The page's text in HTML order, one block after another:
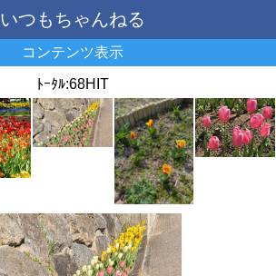
いつもちゃんねる
コンテンツ表示
ﾄｰﾀﾙ:68HIT